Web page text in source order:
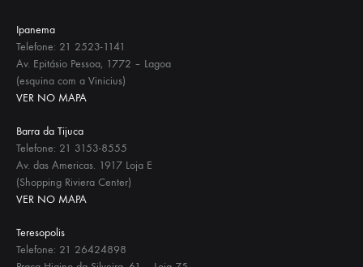
Ipanema
Telefone: 21 2523-1141
Av. Epitásio Pessoa, 1772 – Lagoa
(esquina com a Vinicius)
VER NO MAPA
Barra da Tijuca
Telefone: 21 3153-8555
Av. das Americas. 1917 Loja E
(Shopping Riviera Center)
VER NO MAPA
Teresopolis
Telefone: 21 26424898